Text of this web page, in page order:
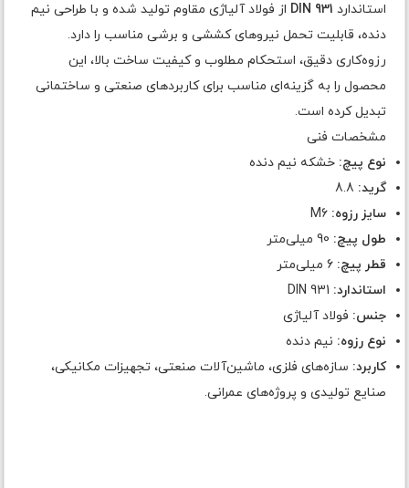
استاندارد DIN 931 از فولاد آلیاژی مقاوم تولید شده و با طراحی نیم
دنده، قابلیت تحمل نیروهای کششی و برشی مناسب را دارد.
رزوه‌کاری دقیق، استحکام مطلوب و کیفیت ساخت بالا، این
محصول را به گزینه‌ای مناسب برای کاربردهای صنعتی و ساختمانی
تبدیل کرده است.
مشخصات فنی
نوع پیچ: خشکه نیم دنده
گرید:
سایز رزوه: M6
طول پیچ:
قطر پیچ: 6 میلی‌متر
استاندارد:
جنس: فولاد آلیاژی
نوع رزوه: نیم دنده
کاربرد: سازه‌های فلزی، ماشین‌آلات صنعتی، تجهیزات مکانیکی،
صنایع تولیدی و پروژه‌های عمرانی.